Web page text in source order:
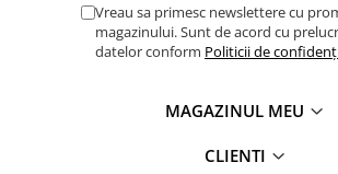
Vreau sa primesc newslettere cu
magazinului. Sunt de acord cu
datelor conform Politicii de
MAGAZINUL MEU
CLIENTI